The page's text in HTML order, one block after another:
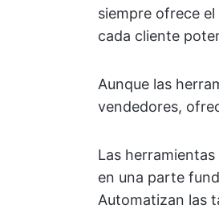
siempre ofrece
cada cliente
Aunque las
vendedores,
Las
en una parte
Automatizan las